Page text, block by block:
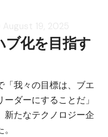
ブ化を目指す
「我々の目標は、ブエ
ダーにすることだ」
新たなテクノロジー企